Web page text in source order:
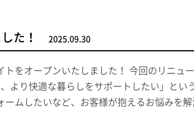
た！ 2025.09.30
トをオープンいたしました！ 今回のリニュ
より快適な暮らしをサポートしたい」とい
ムしたいなど、お客様が抱えるお悩みを